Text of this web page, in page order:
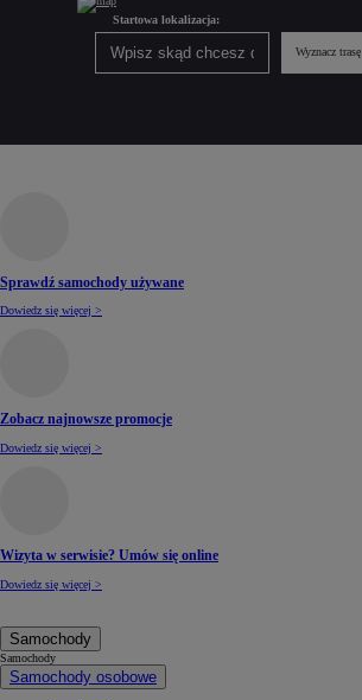
Startowa lokalizacja:
Wyznacz trasę
Sprawdź samochody używane
Dowiedz się więcej >
Zobacz najnowsze promocje
Dowiedz się więcej >
Wizyta w serwisie? Umów się online
Dowiedz się więcej >
Samochody
Samochody
Samochody osobowe